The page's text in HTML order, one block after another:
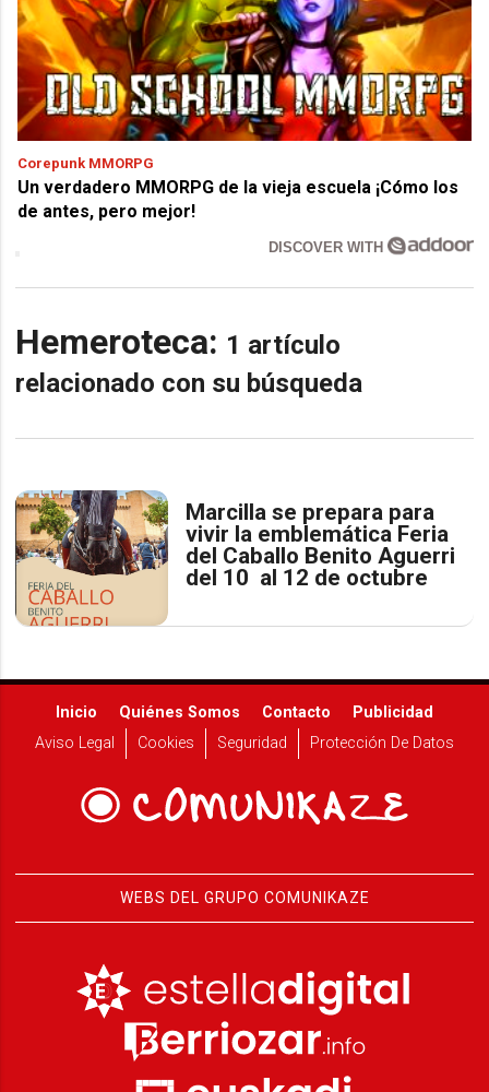
Corepunk MMORPG
Un verdadero MMORPG de la vieja escuela ¡Cómo los
de antes, pero mejor!
DISCOVER WITH
Hemeroteca: 1 artículo
relacionado con su búsqueda
Marcilla se prepara para
vivir la emblemática Feria
del Caballo Benito Aguerri
del 10 al 12 de octubre
Inicio Quiénes Somos Contacto
Publicidad
Aviso Legal
Cookies Seguridad Protección De Datos
WEBS DEL GRUPO COMUNIKAZE